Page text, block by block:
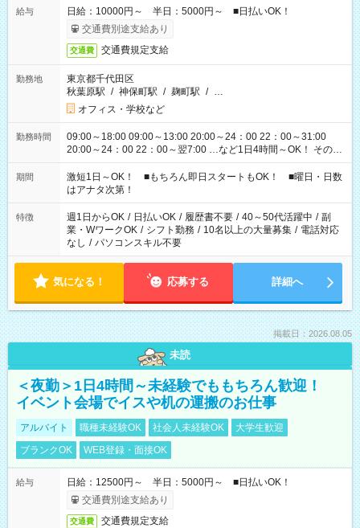
給与
日給：10000円～ 半日：5000円～ ■日払いOK！
交通費別途支給あり
交通費 交通費規定支給
勤務地
東京都千代田区
秋葉原駅 / 神保町駅 / 麹町駅 / …
オフィス・学校など
勤務時間
09:00～18:00 09:00～13:00 20:00～24：00 22：00～31:00
20:00～24：00 22：00～翌7:00 …など1日4時間～OK！ その他
シフトもございます！ お気軽にご相談ください！
期間
激短1日～OK！ ■もちろん即日スタートもOK！ ■曜日・日数
はアナタ次第！
特徴 週1日からOK / 日払いOK / 履歴書不要 / 40～50代活躍中 / 副
業・WワークOK / シフト勤務 / 10名以上の大量募集 / 電話対応
なし / パソコンスキル不要
気になる！ 応募する 詳細へ
掲載日：2026.08.05
未読
＜夜勤＞1日4時間～未経験でももちろん歓迎！
イベント会場でイスや机の運搬のお仕事
アルバイト 職種未経験OK 社会人未経験OK
大学生歓迎
ブランクOK
WEB登録・面接OK
給与
日給：12500円～ 半日：5000円～ ■日払いOK！
交通費別途支給あり
交通費 交通費規定支給